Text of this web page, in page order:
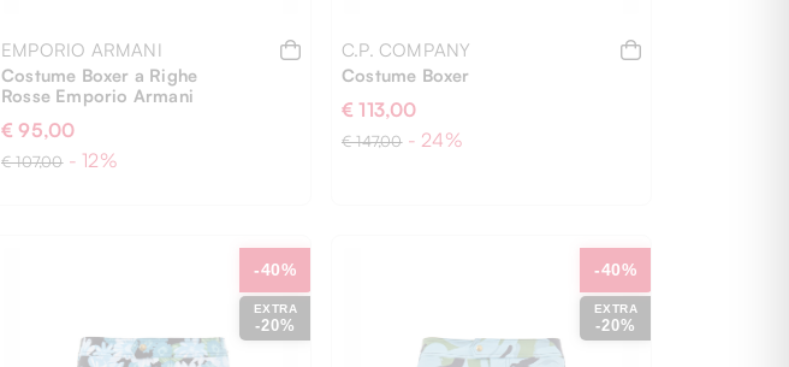
EMPORIO ARMANI
Costume Boxer a Righe
Rosse Emporio Armani
€ 95,00
€ 107,00 - 12%
C.P. COMPANY
Costume Boxer
€ 113,00
€ 147,00 - 24%
EXTRA
-20%
-40%
EXTRA
-20%
-40%